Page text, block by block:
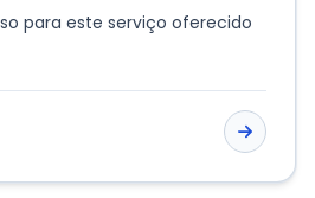
para este serviço oferecido